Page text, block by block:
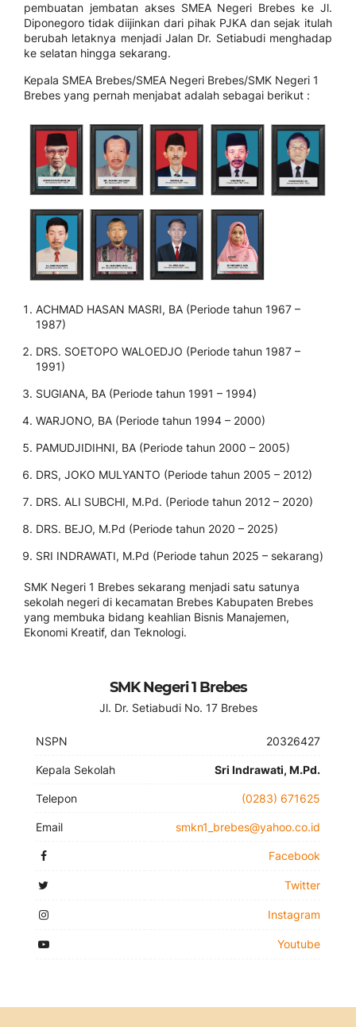
pembuatan jembatan akses SMEA Negeri Brebes ke Jl.
Diponegoro tidak diijinkan dari pihak PJKA dan sejak itulah
berubah letaknya menjadi Jalan Dr. Setiabudi menghadap
ke selatan hingga sekarang.
Kepala SMEA Brebes/SMEA Negeri Brebes/SMK Negeri 1
Brebes yang pernah menjabat adalah sebagai berikut :
ACHMAD HASAN MASRI, BA (Periode tahun 1967 –
1987)
DRS. SOETOPO WALOEDJO (Periode tahun 1987 –
1991)
SUGIANA, BA (Periode tahun 1991 – 1994)
WARJONO, BA (Periode tahun 1994 – 2000)
PAMUDJIDIHNI, BA (Periode tahun 2000 – 2005)
DRS, JOKO MULYANTO (Periode tahun 2005 – 2012)
DRS. ALI SUBCHI, M.Pd. (Periode tahun 2012 – 2020)
DRS. BEJO, M.Pd (Periode tahun 2020 – 2025)
SRI INDRAWATI, M.Pd (Periode tahun 2025 – sekarang)
SMK Negeri 1 Brebes sekarang menjadi satu satunya
sekolah negeri di kecamatan Brebes Kabupaten Brebes
yang membuka bidang keahlian Bisnis Manajemen,
Ekonomi Kreatif, dan Teknologi.
SMK Negeri 1 Brebes
Jl. Dr. Setiabudi No. 17 Brebes
NSPN 20326427
Kepala Sekolah Sri Indrawati, M.Pd.
Telepon (0283) 671625
Email smkn1_brebes@yahoo.co.id
Facebook
Twitter
Instagram
Youtube